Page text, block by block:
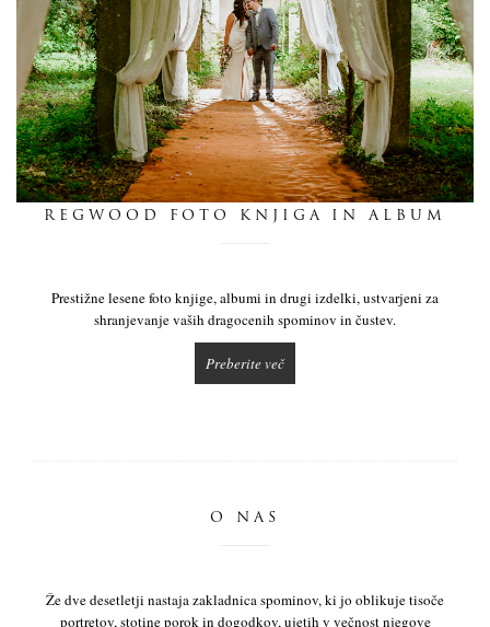
leseni izdelki
mi
dnevnik
REGWOOD FOTO KNJIGA IN ALBUM
Prestižne lesene foto knjige, albumi in drugi izdelki, ustvarjeni za
shranjevanje vaših dragocenih spominov in čustev.
Preberite več
O NAS
Že dve desetletji nastaja zakladnica spominov, ki jo oblikuje tisoče
portretov, stotine porok in dogodkov, ujetih v večnost njegove